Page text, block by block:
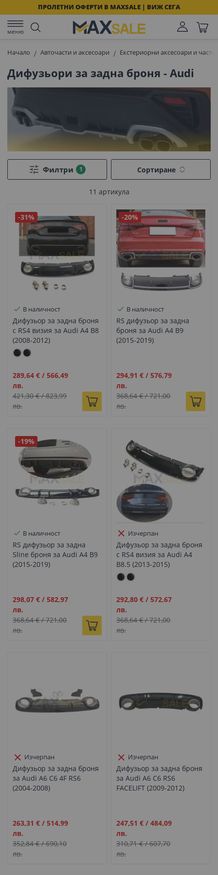
ПРОЛЕТНИ ОФЕРТИ В MAXSALE | ВИЖ СЕГА
меню
Начало Авточасти и аксесоари Екстериорни аксесоари и части
Дифузьори за задна броня - Audi
Филтри
11 артикула
Сортиране
-31%
В наличност
Дифузьор за задна броня
с RS4 визия за Audi A4 B8
(2008-2012)
Промо
цена
289,64 € / 566,49
лв.
421,30 €/823,99
лв.
-20%
В наличност
RS дифузьор за задна
броня за Audi A4 B9
(2015-2019)
Промо
цена
294,91 € /576,79
лв.
368,64 €/721,00
лв.
-19%
В наличност
RS дифузьор за задна
Sline броня за Audi A4 B9
(2015-2019)
Промо
цена
298,07 € / 582,97
лв.
368,64 €/721,00
лв.
Изчерпан
Дифузьор за задна броня
с RS4 визия за Audi A4
B8.5 (2013-2015)
Промо
цена
292,80 € /572,67
лв.
368,64 €/721,00
лв.
Изчерпан
Дифузьор за задна броня
за Audi А6 C6 4F RS6
(2004-2008)
Промо
цена
263,31 € / 514,99
лв.
352,84 €/690,10
лв.
Изчерпан
Дифузьор за задна броня
за Audi А6 C6 RS6
FACELIFT (2009-2012)
Промо
цена
247,51 € /484,09
лв.
310,71 €/607,70
лв.